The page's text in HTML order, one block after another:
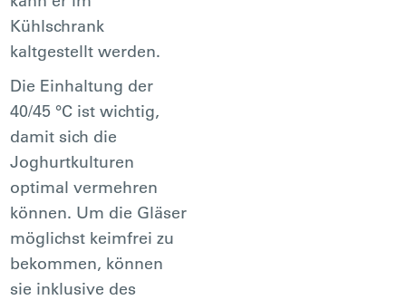
Kühlschrank
kaltgestellt werden.
Die Einhaltung der
40/45 °C ist wichtig,
damit sich die
Joghurtkulturen
optimal vermehren
können. Um die Gläser
möglichst keimfrei zu
bekommen, können
sie inklusive des